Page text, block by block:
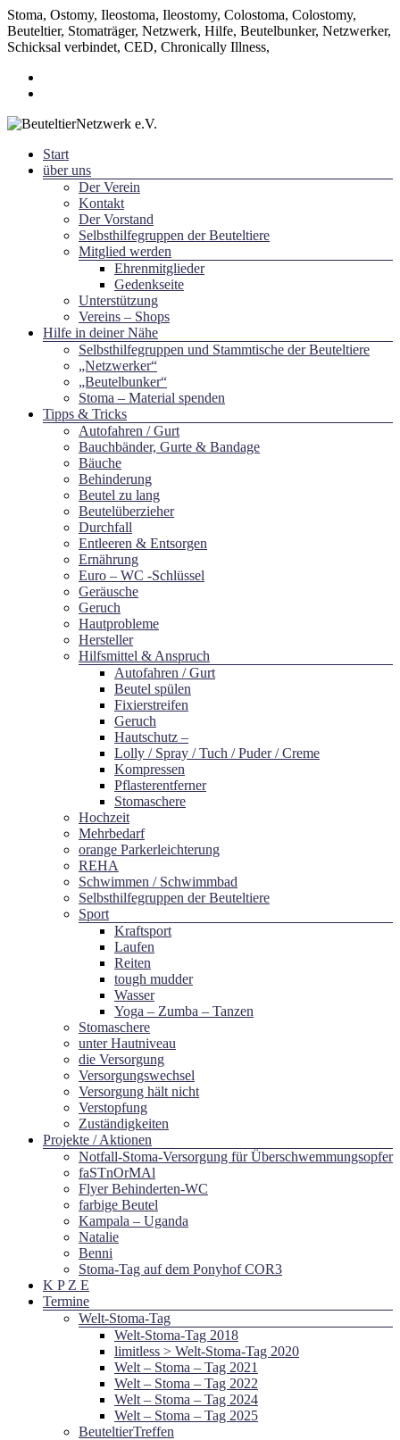
Stoma, Ostomy, Ileostoma, Ileostomy, Colostoma, Colostomy,
Beuteltier, Stomaträger, Netzwerk, Hilfe, Beutelbunker, Netzwerker,
Schicksal verbindet, CED, Chronically Illness,
Zum
Inhalt
BeuteltierNetzwerk e.V.
~ Schicksal verbindet ~
Menü
Start
über uns
Der Verein
Kontakt
Der Vorstand
Selbsthilfegruppen der Beuteltiere
Mitglied werden
Ehrenmitglieder
Gedenkseite
Unterstützung
Vereins – Shops
Hilfe in deiner Nähe
Selbsthilfegruppen und Stammtische der Beuteltiere
„Netzwerker“
„Beutelbunker“
Stoma – Material spenden
Tipps & Tricks
Autofahren / Gurt
Bauchbänder, Gurte & Bandage
Bäuche
Behinderung
Beutel zu lang
Beutelüberzieher
Durchfall
Entleeren & Entsorgen
Ernährung
Euro – WC -Schlüssel
Geräusche
Geruch
Hautprobleme
Hersteller
Hilfsmittel & Anspruch
Autofahren / Gurt
Beutel spülen
Fixierstreifen
Geruch
Hautschutz –
Lolly / Spray / Tuch / Puder / Creme
Kompressen
Pflasterentferner
Stomaschere
Hochzeit
Mehrbedarf
orange Parkerleichterung
REHA
Schwimmen / Schwimmbad
Selbsthilfegruppen der Beuteltiere
Sport
Kraftsport
Laufen
Reiten
tough mudder
Wasser
Yoga – Zumba – Tanzen
Stomaschere
unter Hautniveau
die Versorgung
Versorgungswechsel
Versorgung hält nicht
Verstopfung
Zuständigkeiten
Projekte / Aktionen
Notfall-Stoma-Versorgung für Überschwemmungsopfer
faSTnOrMAl
Flyer Behinderten-WC
farbige Beutel
Kampala – Uganda
Natalie
Benni
Stoma-Tag auf dem Ponyhof COR3
K P Z E
Termine
Welt-Stoma-Tag
Welt-Stoma-Tag 2018
limitless > Welt-Stoma-Tag 2020
Welt – Stoma – Tag 2021
Welt – Stoma – Tag 2022
Welt – Stoma – Tag 2024
Welt – Stoma – Tag 2025
BeuteltierTreffen